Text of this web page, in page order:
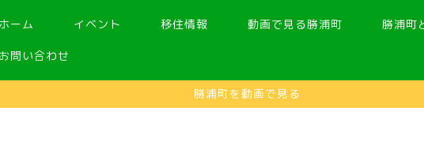
ホーム イベント 移住情報 動画で見る勝浦町 勝浦町
お問い合わせ
勝浦町を動画で見る